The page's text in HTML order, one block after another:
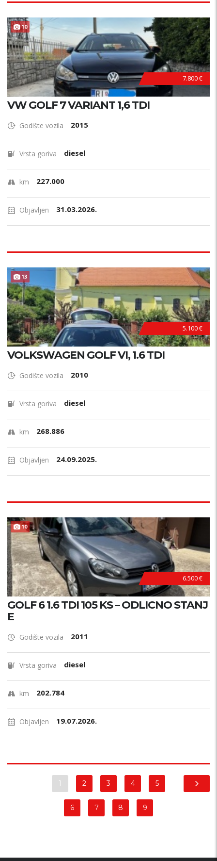
10 TOP STANJE !
7.800 €
VW GOLF 7 VARIANT 1,6 TDI
Godište vozila 2015
Vrsta goriva diesel
km 227.000
Objavljen 31.03.2026.
13
5.100 €
VOLKSWAGEN GOLF VI, 1.6 TDI
Godište vozila 2010
Vrsta goriva diesel
km 268.886
Objavljen 24.09.2025.
10 TOP STANJE !
6.500 €
GOLF 6 1.6 TDI 105 KS – ODLICNO STANJ
E
Godište vozila 2011
Vrsta goriva diesel
km 202.784
Objavljen 19.07.2026.
1 2 3 4 5
6 7 8 9